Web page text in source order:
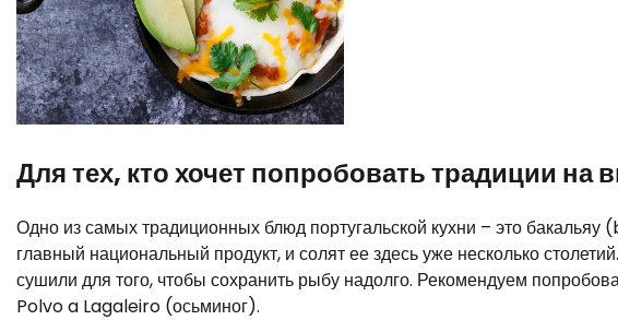
Для тех, кто хочет попробовать традиции на
Одно из самых традиционных блюд португальской кухни – это
главный национальный продукт, и солят ее здесь уже несколько
сушили для того, чтобы сохранить рыбу надолго. Рекомендуем
Polvo a Lagaleiro (осьминог).